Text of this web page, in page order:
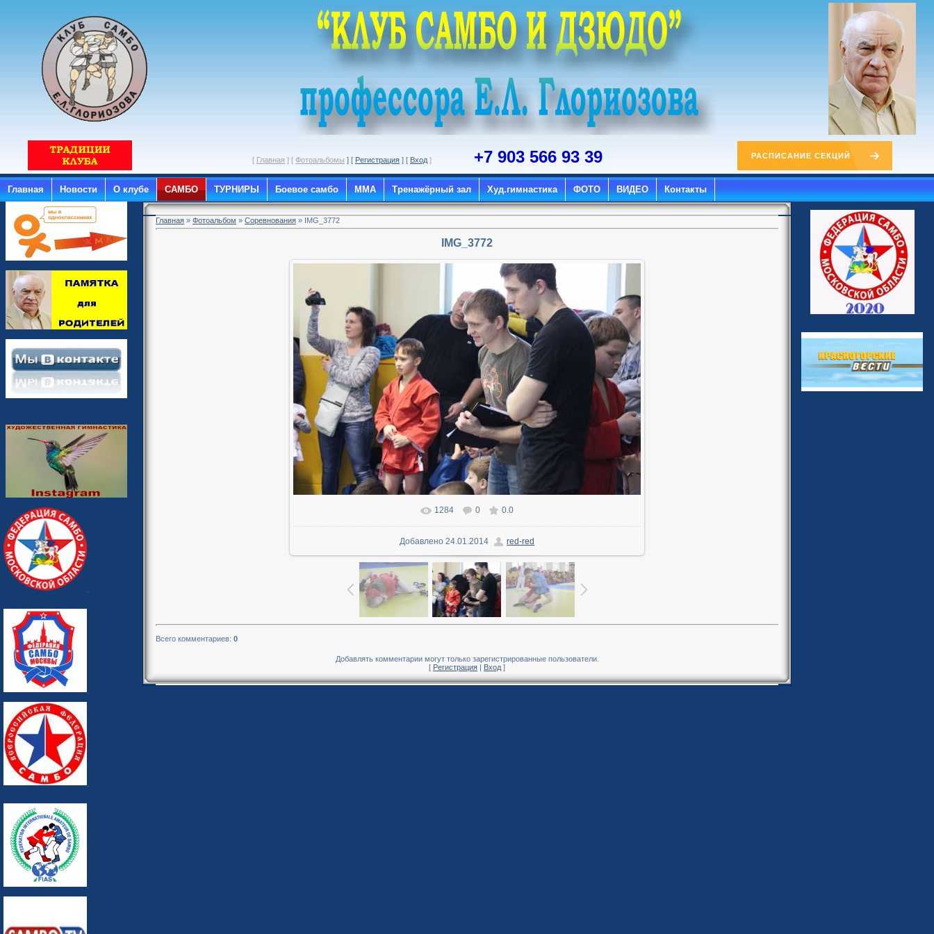
[ Главная ] [ Фотоальбомы ] [ Регистрация ] [ Вход ] +7 903 566 93 39 РАСПИСАНИЕ СЕКЦИЙ
Главная Новости О клубе САМБО ТУРНИРЫ Боевое самбо ММА Тренажёрный зал Худ.гимнастика ФОТО ВИДЕО Контакты
Главная » Фотоальбом » Соревнования » IMG_3772
IMG_3772
В реальном размере 1600x1066
1284 0 0.0
Добавлено 24.01.2014 red-red
Всего комментариев: 0
Добавлять комментарии могут только зарегистрированные пользователи.
[ Регистрация | Вход ]